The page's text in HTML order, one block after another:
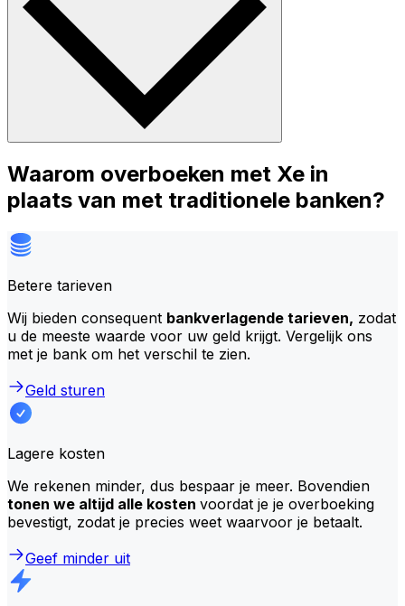
Waarom overboeken met Xe in
plaats van met traditionele banken?
Betere tarieven
Wij bieden consequent bankverlagende tarieven, zodat
u de meeste waarde voor uw geld krijgt. Vergelijk ons
met je bank om het verschil te zien.
Geld sturen
Lagere kosten
We rekenen minder, dus bespaar je meer. Bovendien
tonen we altijd alle kosten voordat je je overboeking
bevestigt, zodat je precies weet waarvoor je betaalt.
Geef minder uit